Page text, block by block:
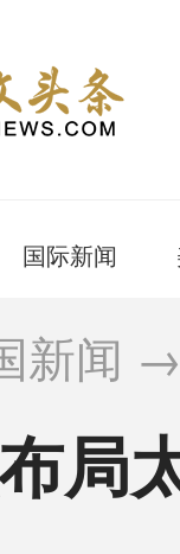
国际新闻
新闻
局